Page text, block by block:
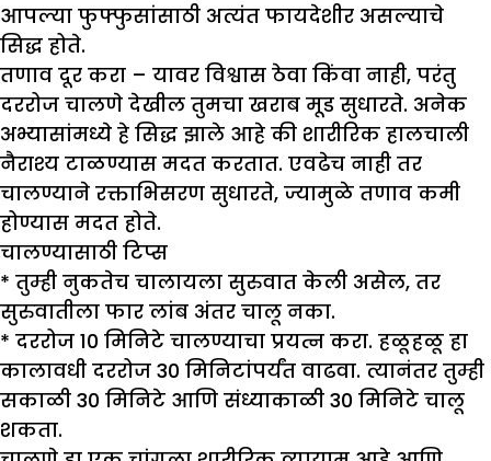
आपल्या फुफ्फुसांसाठी अत्यंत फायदेशीर असल्याचे
सिद्ध होते.
तणाव दूर करा – यावर विश्वास ठेवा किंवा नाही, परंतु
दररोज चालणे देखील तुमचा खराब मूड सुधारते. अनेक
अभ्यासांमध्ये हे सिद्ध झाले आहे की शारीरिक हालचाली
नैराश्य टाळण्यास मदत करतात. एवढेच नाही तर
चालण्याने रक्ताभिसरण सुधारते, ज्यामुळे तणाव कमी
होण्यास मदत होते.
चालण्यासाठी टिप्स
* तुम्ही नुकतेच चालायला सुरुवात केली असेल, तर
सुरुवातीला फार लांब अंतर चालू नका.
* दररोज 10 मिनिटे चालण्याचा प्रयत्न करा. हळूहळू हा
कालावधी दररोज 30 मिनिटांपर्यंत वाढवा. त्यानंतर तुम्ही
सकाळी 30 मिनिटे आणि संध्याकाळी 30 मिनिटे चालू
शकता.